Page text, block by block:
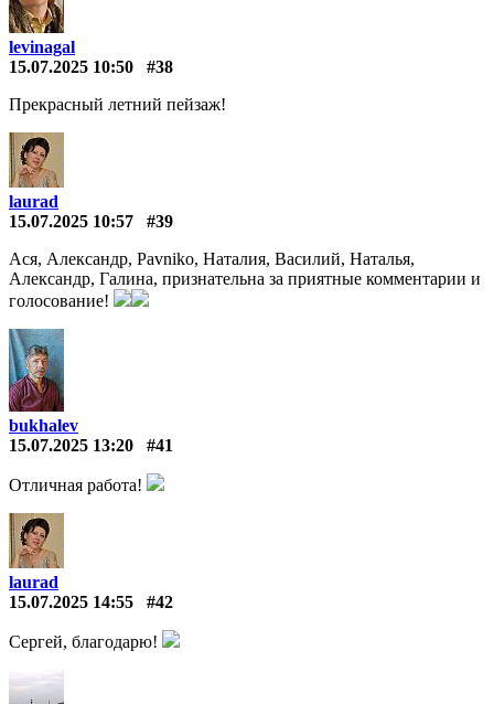
levinagal
15.07.2025 10:50
#38
Прекрасный летний пейзаж!
laurad
15.07.2025 10:57
#39
Ася, Александр, Pavniko, Наталия, Василий, Наталья,
Александр, Галина, признательна за приятные комментарии и
голосование!
bukhalev
15.07.2025 13:20
#41
Отличная работа!
laurad
15.07.2025 14:55
#42
Сергей, благодарю!